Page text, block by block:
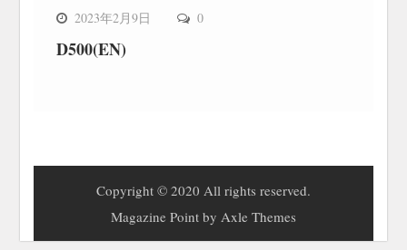
2023年2月9日 0
D500(EN)
Copyright © 2020 All rights reserved.
Magazine Point by Axle Themes